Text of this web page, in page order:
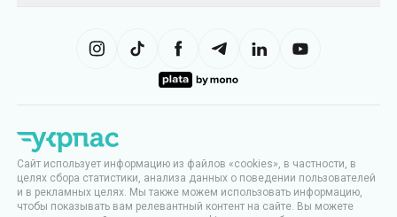
Сайт использует информацию из файлов «cookies», в частности, в
целях сбора статистики, анализа данных о поведении пользователей
и в рекламных целях. Мы также можем использовать информацию,
чтобы показывать вам релевантный контент на сайте. Вы можете